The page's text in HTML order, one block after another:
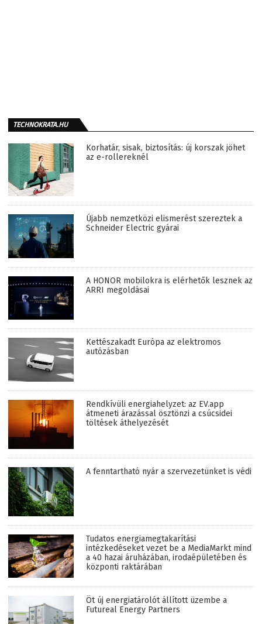
TECHNOKRATA.HU
Korhatár, sisak, biztosítás: új korszak jöhet
az e-rollereknél
Újabb nemzetközi elismerést szereztek a
Schneider Electric gyárai
A HONOR mobilokra is elérhetők lesznek az
ARRI megoldásai
Kettészakadt Európa az elektromos
autózásban
Rendkívüli energiahelyzet: az EV.app
átmeneti árazással ösztönzi a csúcsidei
töltések áthelyezését
A fenntartható nyár a szervezetünket is védi
Tudatos energiamegtakarítási
intézkedéseket vezet be a MediaMarkt mind
a 40 hazai áruházában, irodaépületében és
központi raktárában
Öt új energiatárolót állított üzembe a
Futureal Energy Partners